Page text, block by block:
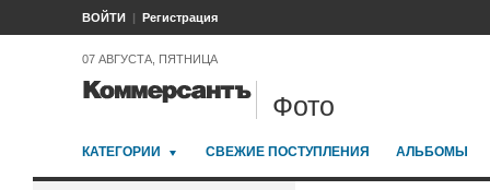
ВОЙТИ Регистрация
07 АВГУСТА, ПЯТНИЦА
Фото
КАТЕГОРИИ СВЕЖИЕ ПОСТУПЛЕНИЯ АЛЬБОМЫ